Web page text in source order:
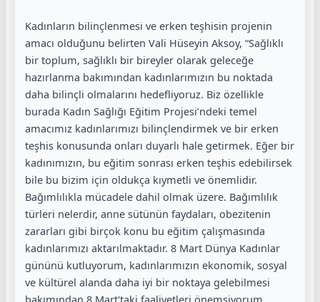
Kadınların bilinçlenmesi ve erken teşhisin projenin
amacı olduğunu belirten Vali Hüseyin Aksoy, “Sağlıklı
bir toplum, sağlıklı bir bireyler olarak geleceğe
hazırlanma bakımından kadınlarımızın bu noktada
daha bilinçli olmalarını hedefliyoruz. Biz özellikle
burada Kadın Sağlığı Eğitim Projesi’ndeki temel
amacımız kadınlarımızı bilinçlendirmek ve bir erken
teşhis konusunda onları duyarlı hale getirmek. Eğer bir
kadınımızın, bu eğitim sonrası erken teşhis edebilirsek
bile bu bizim için oldukça kıymetli ve önemlidir.
Bağımlılıkla mücadele dahil olmak üzere. Bağımlılık
türleri nelerdir, anne sütünün faydaları, obezitenin
zararları gibi birçok konu bu eğitim çalışmasında
kadınlarımızı aktarılmaktadır. 8 Mart Dünya Kadınlar
gününü kutluyorum, kadınlarımızın ekonomik, sosyal
ve kültürel alanda daha iyi bir noktaya gelebilmesi